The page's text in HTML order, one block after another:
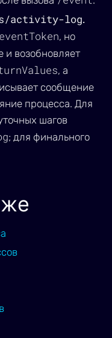
activity-log.
eventToken, но
и возобновляет
, а
сообщение
процесса. Для
шагов
; для финального